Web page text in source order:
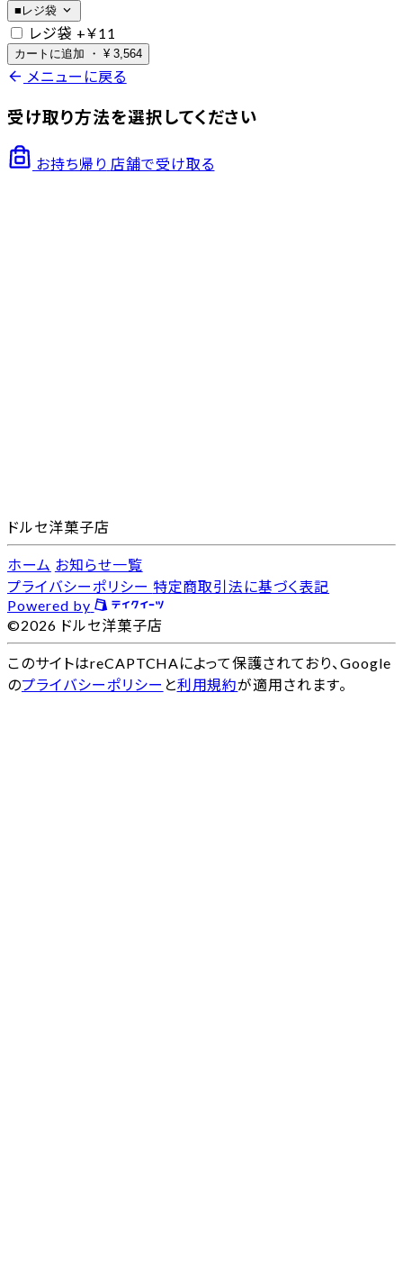
■レジ袋 expand_more
レジ袋 +￥11
カートに追加 ・ ¥ 3,564
arrow_back メニューに戻る
受け取り方法を選択してください
お持ち帰り 店舗で受け取る
ドルセ洋菓子店
ホーム お知らせ一覧
プライバシーポリシー 特定商取引法に基づく表記
Powered by
©2026 ドルセ洋菓子店
このサイトはreCAPTCHAによって保護されており、Google
のプライバシーポリシー と利用規約が適用されます。